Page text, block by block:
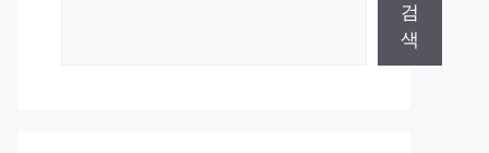
검
색